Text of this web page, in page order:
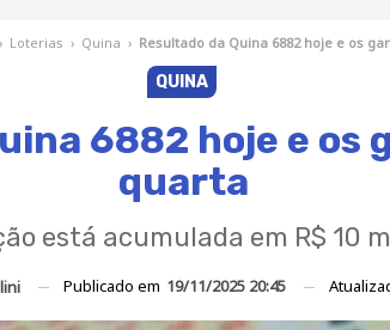
› Loterias › Quina › Resultado da Quina 6882 hoje e os
QUINA
6882 hoje e os
quarta
está acumulada em R$ 10
Publicado em 19/11/2025 20:45